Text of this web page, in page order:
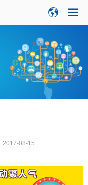
2017-08-15